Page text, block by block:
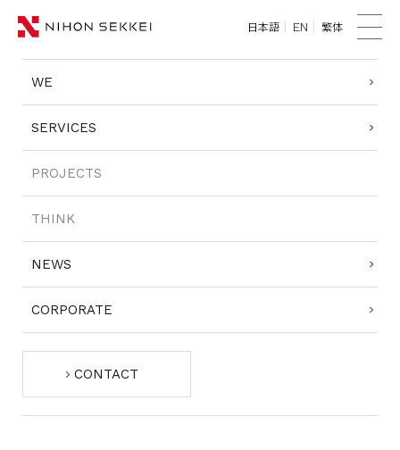
WE
SERVICES
PROJECTS
THINK
NEWS
CORPORATE
日本語 EN 繁体
TOP
WE
SERVICES
PROJECTS
THINK
NEWS
CORPORATE
CONTACT